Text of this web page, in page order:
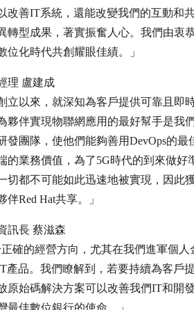
改善IT系統，還能改變我們的互動和
轉型成果，著實振奮人心。我們由衷
位化時代共創耀眼佳績。」
理 盧建成
立以來，就深知為客戶提供可靠且
夥伴實現物聯網應用的最好幫手是我
發團隊，使他們能夠善用DevOps的
的業務價值，為了5G時代的到來做好
切都不可能如此迅速地被實現，因此
Red Hat共享。」
訊長 蔡滋森
正確的經營方向，尤其在我們進軍個
產品。我們瞭解到，若要持續為客戶
原始碼解決方案可以改善我們IT和開
最佳數位銀行的使命。」